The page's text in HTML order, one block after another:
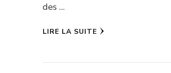
des …
LIRE LA SUITE